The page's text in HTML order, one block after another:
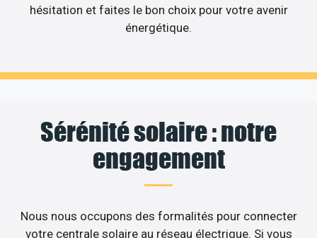
hésitation et faites le bon choix pour votre avenir
énergétique.
Sérénité solaire : notre
engagement
Nous nous occupons des formalités pour connecter
votre centrale solaire au réseau électrique. Si vous